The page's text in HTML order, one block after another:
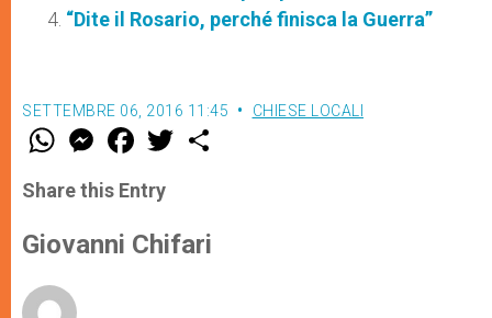
“Dite il Rosario, perché finisca la Guerra”
SETTEMBRE 06, 2016 11:45 CHIESE LOCALI
W
t
s
p
p
M
e
s
e
g
e
F
a
e
b
o
k
w
r
Share this Entry
Giovanni Chifari